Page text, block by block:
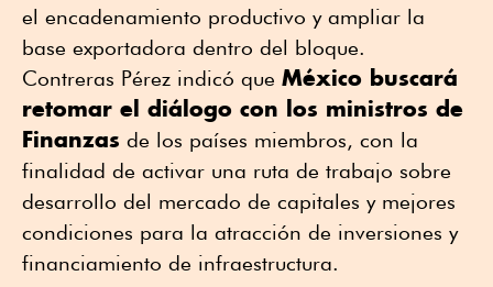
el encadenamiento productivo y ampliar la
base exportadora dentro del bloque.
Contreras Pérez indicó que México buscará
retomar el diálogo con los ministros de
Finanzas de los países miembros, con la
finalidad de activar una ruta de trabajo sobre
desarrollo del mercado de capitales y mejores
condiciones para la atracción de inversiones y
financiamiento de infraestructura.